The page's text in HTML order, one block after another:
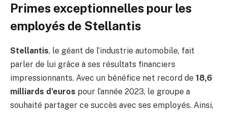
Primes exceptionnelles pour les
employés de Stellantis
Stellantis, le géant de l’industrie automobile, fait
parler de lui grâce à ses résultats financiers
impressionnants. Avec un bénéfice net record de 18,6
milliards d’euros pour l’année 2023, le groupe a
souhaité partager ce succès avec ses employés. Ainsi,